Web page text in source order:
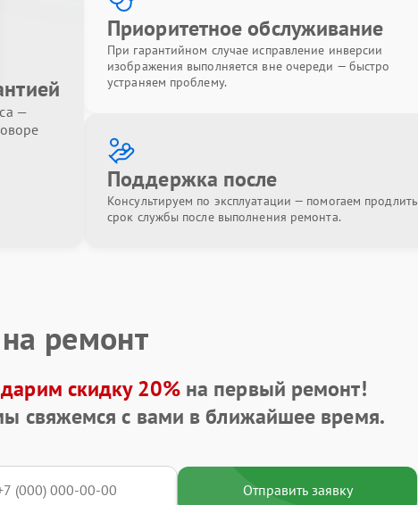
—
Приоритетное обслуживание
При гарантийном случае исправление инверсии
изображения выполняется вне очереди — быстро
устраняем проблему.
Поддержка после
Консультируем по эксплуатации — помогаем продлить
срок службы после выполнения ремонта.
ремонт
дарим скидку 20%на первый ремонт!
свяжемся с вами в ближайшее время.
Отправить заявку